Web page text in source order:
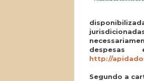
http://
Segundo a